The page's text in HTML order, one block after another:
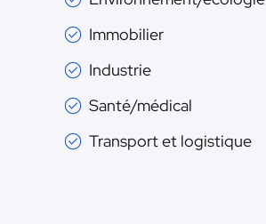
Immobilier
Industrie
Santé/médical
Transport et logistique